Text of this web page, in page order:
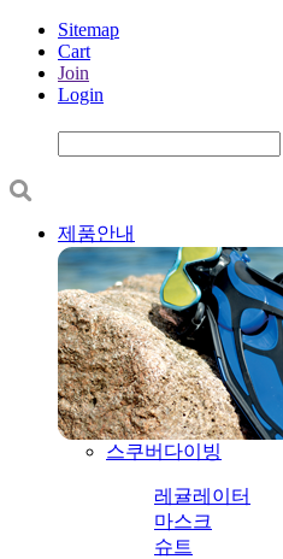
Sitemap
Cart
Join
Login
제품안내
스쿠버다이빙
레귤레이터
마스크
슈트